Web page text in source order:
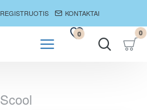
REGISTRUOTIS KONTAKTAI
0 0
Scool